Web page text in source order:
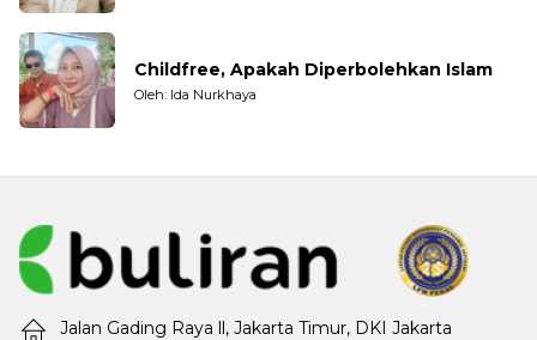
Childfree, Apakah Diperbolehkan Islam
Oleh: Ida Nurkhaya
Jalan Gading Raya ll, Jakarta Timur, DKI Jakarta